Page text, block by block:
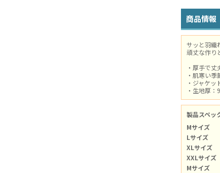
商品情報
サッと羽織
頑丈な作り
・厚手で丈
・肌寒い季
・ジャケッ
・生地厚：
製品スペッ
Mサイズ
Lサイズ
XLサイズ
XXLサイズ
Mサイズ